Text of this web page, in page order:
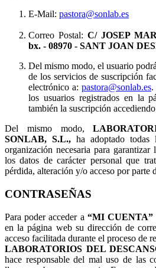
E-Mail: pastora@sonlab.es
Correo Postal: C/ JOSEP
bx. - 08970 - SANT JOAN
Del mismo modo, el usuario
de los servicios de suscripción
electrónico a: pastora@sonlab.es.
los usuarios registrados en la
también la suscripción
Del mismo modo,
SONLAB, S.L., ha adoptado todas
organización necesaria para
los datos de carácter personal que
pérdida, alteración y/o acceso por parte
CONTRASEÑAS
Para poder acceder a “MI CUENTA”
en la página web su dirección de
acceso facilitada durante el proceso de
LABORATORIOS DEL
hace responsable del mal uso de las